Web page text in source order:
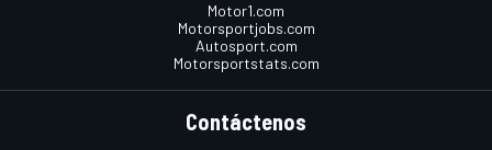
Motor1.com
Motorsportjobs.com
Autosport.com
Motorsportstats.com
Contáctenos